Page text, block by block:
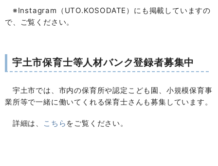
※Instagram（UTO.KOSODATE）にも掲載していますの
で、ご覧ください。
宇土市保育士等人材バンク登録者募集中
宇土市では、市内の保育所や認定こども園、小規模保育事
業所等で一緒に働いてくれる保育士さんも募集しています。
詳細は、 こちら をご覧ください。